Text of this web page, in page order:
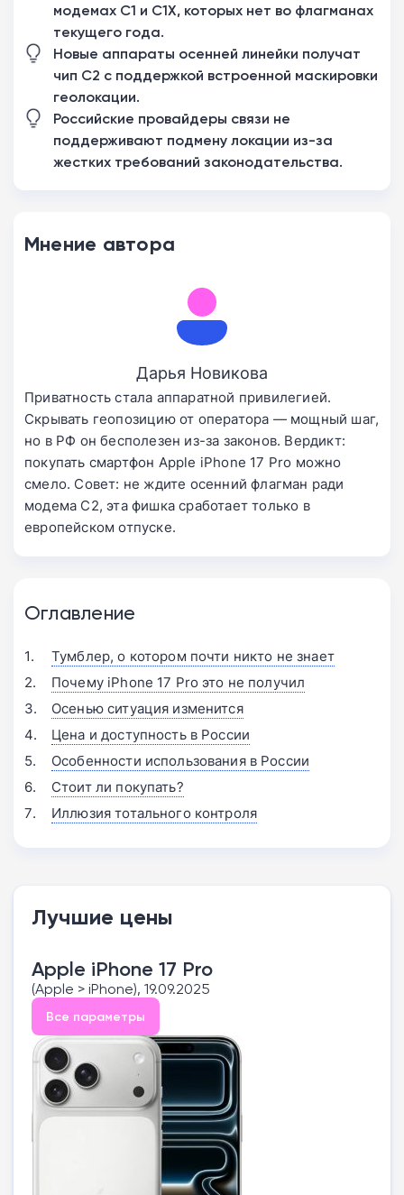
модемах C1 и C1X, которых нет во флагманах
текущего года.
Новые аппараты осенней линейки получат
чип C2 с поддержкой встроенной маскировки
геолокации.
Российские провайдеры связи не
поддерживают подмену локации из-за
жестких требований законодательства.
Мнение автора
Дарья Новикова
Приватность стала аппаратной привилегией.
Скрывать геопозицию от оператора — мощный шаг,
но в РФ он бесполезен из-за законов. Вердикт:
покупать смартфон Apple iPhone 17 Pro можно
смело. Совет: не ждите осенний флагман ради
модема C2, эта фишка сработает только в
европейском отпуске.
Оглавление
Тумблер, о котором почти никто не знает
Почему iPhone 17 Pro это не получил
Осенью ситуация изменится
Цена и доступность в России
Особенности использования в России
Стоит ли покупать?
Иллюзия тотального контроля
Лучшие цены
Apple iPhone 17 Pro
(Apple > iPhone), 19.09.2025
Все параметры